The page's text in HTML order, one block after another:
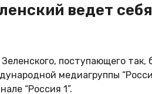
ведет
поступающего
медиагруппы
“Россия 1”.